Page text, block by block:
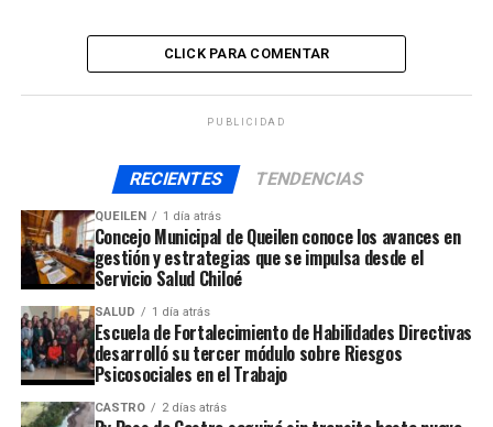
Como detallo el efectivo de la PDi de Castro, este tipo de
delitos no es nuevo en la zona y la idea es que las
ARTÍCULOS RELACIONADOS:
UP NEXT
22 de marzo: Día Mundial del Agua
NO TE PIERDAS
Vocero de No + AFP dialogó con diferentes actores
sociales en Chiloé
CLICK PARA COMENTAR
PUBLICIDAD
RECIENTES TENDENCIAS
QUEILEN 1 día atrás
Concejo Municipal de Queilen conoce los avances en
gestión y estrategias que se impulsa desde el
Servicio Salud Chiloé
SALUD 1 día atrás
Escuela de Fortalecimiento de Habilidades Directivas
desarrolló su tercer módulo sobre Riesgos
Psicosociales en el Trabajo
CASTRO 2 días atrás